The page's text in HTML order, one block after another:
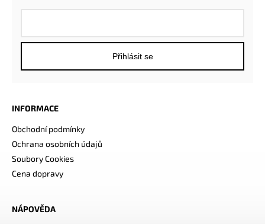
INFORMACE
Obchodní podmínky
Ochrana osobních údajů
Soubory Cookies
Cena dopravy
NÁPOVĚDA
Přihlásit se